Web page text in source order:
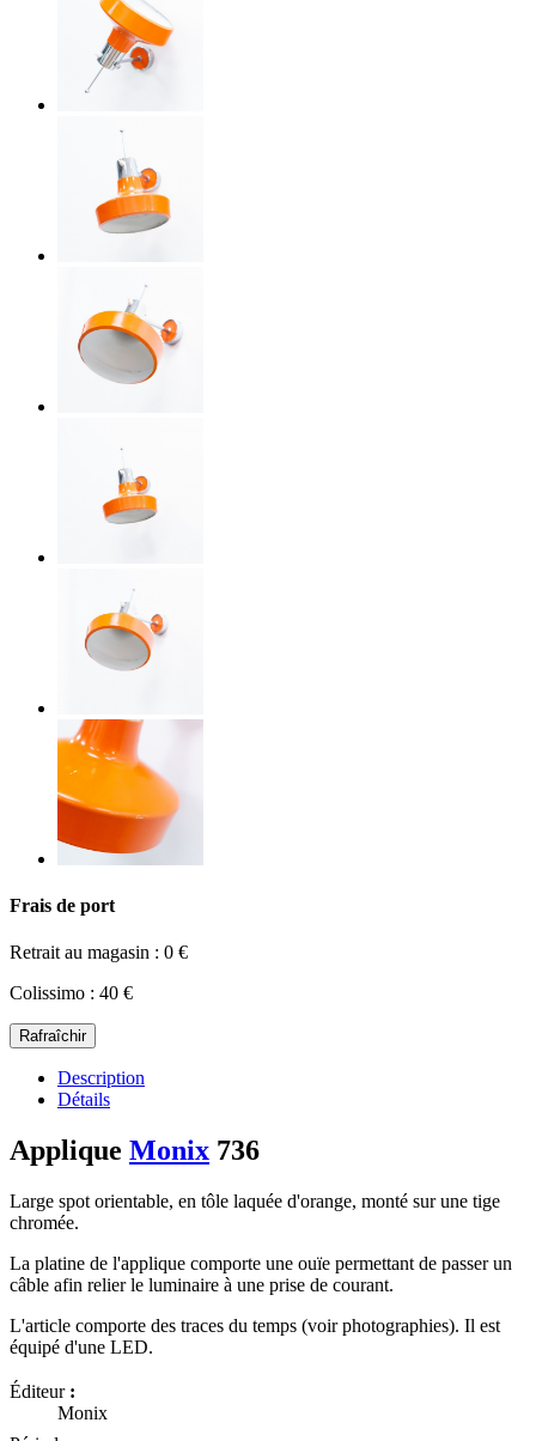
Frais de port
Retrait au magasin : 0 €
Colissimo : 40 €
Description
Détails
Applique Monix 736
Large spot orientable, en tôle laquée d'orange, monté sur une tige
chromée.
La platine de l'applique comporte une ouïe permettant de passer un
câble afin relier le luminaire à une prise de courant.
L'article comporte des traces du temps (voir photographies). Il est
équipé d'une LED.
Éditeur :
Monix